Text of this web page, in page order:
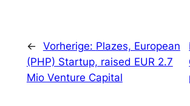
← Vorherige: Plazes, European
(PHP) Startup, raised EUR 2.7
Mio Venture Capital